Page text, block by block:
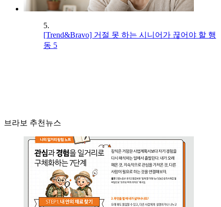
5.
[Trend&Bravo] 거절 못 하는 시니어가 끊어야 할 행
동 5
브라보 추천뉴스